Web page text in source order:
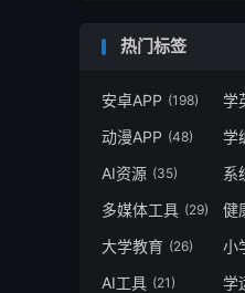
热门标签
安卓APP (198) 学
动漫APP (48) 学
AI资源 (35) 系
多媒体工具 (29) 健
大学教育 (26) 小
AI工具 (21) 学